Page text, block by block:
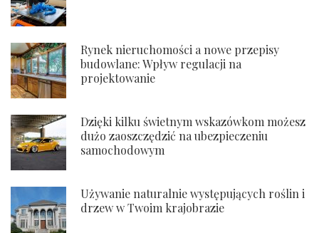
Rynek nieruchomości a nowe przepisy
budowlane: Wpływ regulacji na
projektowanie
Dzięki kilku świetnym wskazówkom możesz
dużo zaoszczędzić na ubezpieczeniu
samochodowym
Używanie naturalnie występujących roślin i
drzew w Twoim krajobrazie